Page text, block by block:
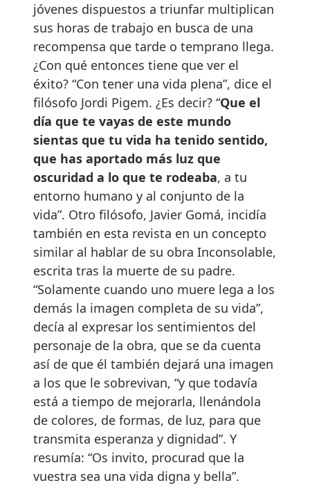
jóvenes dispuestos a triunfar multiplican
sus horas de trabajo en busca de una
recompensa que tarde o temprano llega.
¿Con qué entonces tiene que ver el
éxito? “Con tener una vida plena”, dice el
filósofo Jordi Pigem. ¿Es decir? “Que el
día que te vayas de este mundo
sientas que tu vida ha tenido sentido,
que has aportado más luz que
oscuridad a lo que te rodeaba, a tu
entorno humano y al conjunto de la
vida”. Otro filósofo, Javier Gomá, incidía
también en esta revista en un concepto
similar al hablar de su obra Inconsolable,
escrita tras la muerte de su padre.
“Solamente cuando uno muere lega a los
demás la imagen completa de su vida”,
decía al expresar los sentimientos del
personaje de la obra, que se da cuenta
así de que él también dejará una imagen
a los que le sobrevivan, “y que todavía
está a tiempo de mejorarla, llenándola
de colores, de formas, de luz, para que
transmita esperanza y dignidad”. Y
resumía: “Os invito, procurad que la
vuestra sea una vida digna y bella”.